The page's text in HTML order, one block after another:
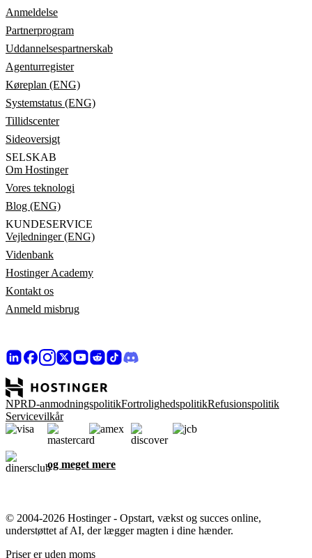
Anmeldelse
Partnerprogram
Uddannelsespartnerskab
Agenturregister
Køreplan (ENG)
Systemstatus (ENG)
Tillidscenter
Sideoversigt
SELSKAB
Om Hostinger
Vores teknologi
Blog (ENG)
KUNDESERVICE
Vejledninger (ENG)
Videnbank
Hostinger Academy
Kontakt os
Anmeld misbrug
NPRD-anmodningspolitikFortrolighedspolitikRefusionspolitik
Servicevilkår
og meget mere
© 2004-2026 Hostinger - Opstart, vækst og succes online,
understøttet af AI, der lægger magten i dine hænder.
Priser er uden moms